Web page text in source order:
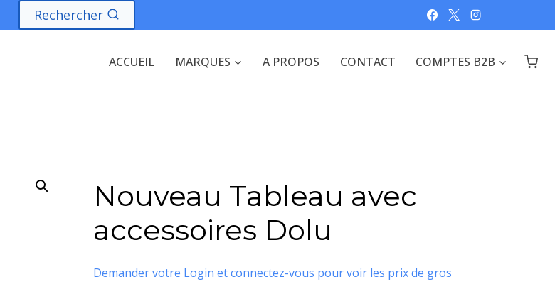
Rechercher
ACCUEIL MARQUES A PROPOS CONTACT COMPTES B2B
Nouveau Tableau avec
accessoires Dolu
Demander votre Login et connectez-vous pour voir les prix de gros